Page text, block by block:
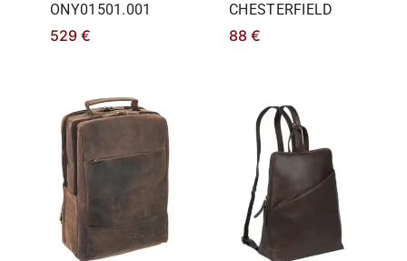
ONY01501.001
529 €
CHESTERFIELD
88 €